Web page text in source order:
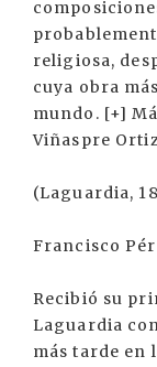
religiosa,
cuya obra
mundo. [+]
Viñaspre
(Laguardia,
Francisco
Recibió su
Laguardia
más tarde en